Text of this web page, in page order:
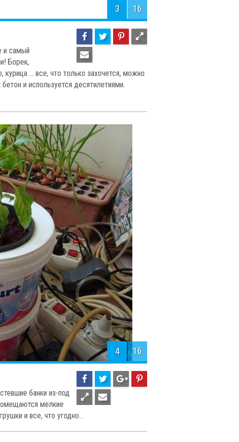
3 16
и самый
Борек,
… все, что только захочется, можно
и используется десятилетиями.
4 16
банки из-под
мелкие
и все, что угодно...